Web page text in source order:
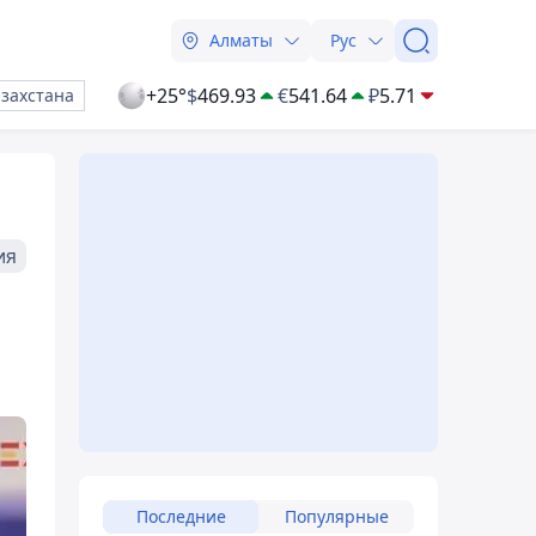
Алматы Рус
+25°$469.93 €541.64 ₽5.71
Последние Популярные